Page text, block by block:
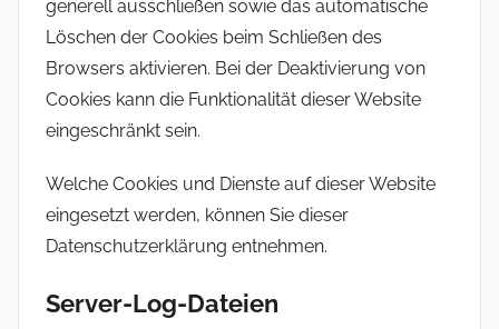
generell ausschließen sowie das automatische
Löschen der Cookies beim Schließen des
Browsers aktivieren. Bei der Deaktivierung von
Cookies kann die Funktionalität dieser Website
eingeschränkt sein.
Welche Cookies und Dienste auf dieser Website
eingesetzt werden, können Sie dieser
Datenschutzerklärung entnehmen.
Server-Log-Dateien